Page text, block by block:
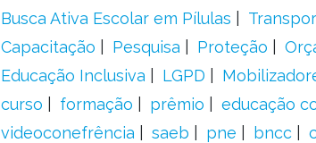
Busca Ativa Escolar em Pílulas
Capacitação
Pesquisa Proteção
Educação Inclusiva
LGPD
curso
formação prêmio educação
videoconefrência
saeb pne bncc